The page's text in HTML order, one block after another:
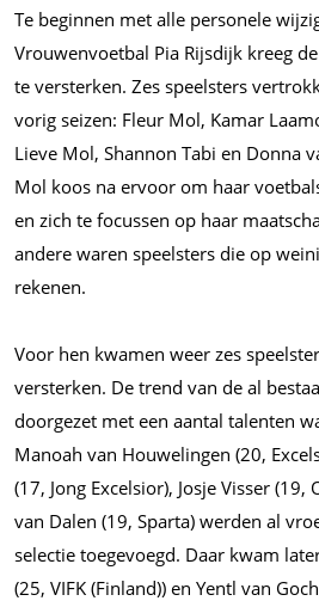
Te beginnen met alle personele
Vrouwenvoetbal Pia Rijsdijk kreeg
te versterken. Zes speelsters
vorig seizen: Fleur Mol, Kamar
Lieve Mol, Shannon Tabi en Donna
Mol koos na ervoor om haar
en zich te focussen op haar
andere waren speelsters die op
rekenen.
Voor hen kwamen weer zes
versterken. De trend van de al
doorgezet met een aantal talenten
Manoah van Houwelingen (20,
(17, Jong Excelsior), Josje Visser (19,
van Dalen (19, Sparta) werden al
selectie toegevoegd. Daar kwam
(25, VIFK (Finland)) en Yentl van